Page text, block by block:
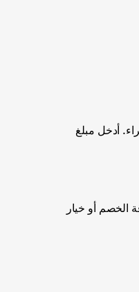
أدخل مبلغ
الخصم أو خيار